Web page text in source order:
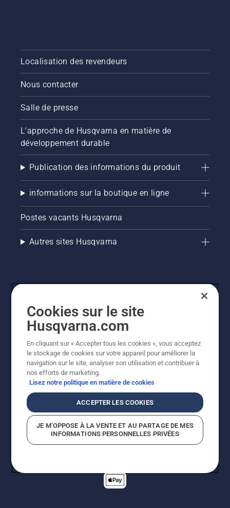
Localisation des revendeurs
Nous contacter
Salle de presse
L'approche de Husqvarna en matière de
développement durable
Publication des informations du produit
informations sur la boutique en ligne
Postes vacants Husqvarna
Autres sites Husqvarna
© Husqvarna AB (publ). Tous droits réservés. Les prix
indiqués sont des prix de vente conseillés. Tous les prix
indiqués sont des prix de vente recommandés (TVA
incluse), sauf si le produit est disponible pour un achat
direct.
Politique relative aux cookiesConditions d'utilisation
Cookies sur le site
Husqvarna.com
En cliquant sur « Accepter tous les cookies », vous acceptez
le stockage de cookies sur votre appareil pour améliorer la
navigation sur le site, analyser son utilisation et contribuer à
nos efforts de marketing.
Lisez notre politique en matière de cookies
ACCEPTER LES COOKIES
JE M’OPPOSE À LA VENTE ET AU PARTAGE DE MES
INFORMATIONS PERSONNELLES PRIVÉES